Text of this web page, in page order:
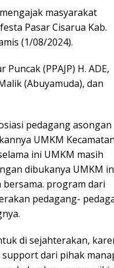
masyarakat
Pasar Cisarua Kab.
(1/08/2024).
(PPAJP) H. ADE,
(Abuyamuda), dan
pedagang asongan
UMKM Kecamatan
ini UMKM masih
dibukanya UMKM
program dari
pedagang-
di sejahterakan,
dari pihak